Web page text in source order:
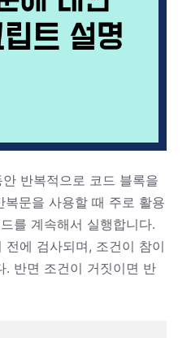
반복적으로 코드 블록을
복문을 사용할 때 주로 활용
를 계속해서 실행합니다.
에 검사되며, 조건이 참이
. 반면 조건이 거짓이면 반